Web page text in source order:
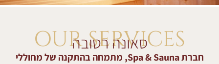
OUR SERVICES
סאונה רטובה
חברת Spa & Sauna, מתמחה בהתקנה של מחוללי